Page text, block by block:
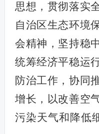
思想，贯彻落实
自治区生态环境
会精神 ，坚持稳
统筹经济平稳运
防治工作，协同
增长，以改善空
污染天气和降低